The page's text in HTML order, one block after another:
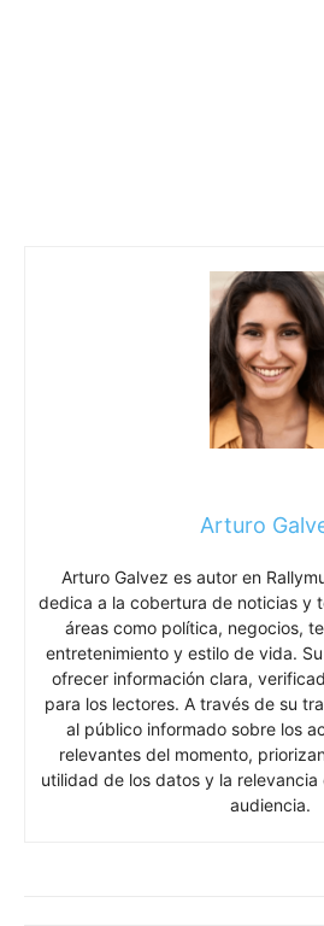
Arturo
Arturo Galvez es autor en
dedica a la cobertura de noticias y
áreas como política, negocios,
entretenimiento y estilo de vida.
ofrecer información clara,
para los lectores. A través de su
al público informado sobre los
relevantes del momento,
utilidad de los datos y la relevancia
audiencia.